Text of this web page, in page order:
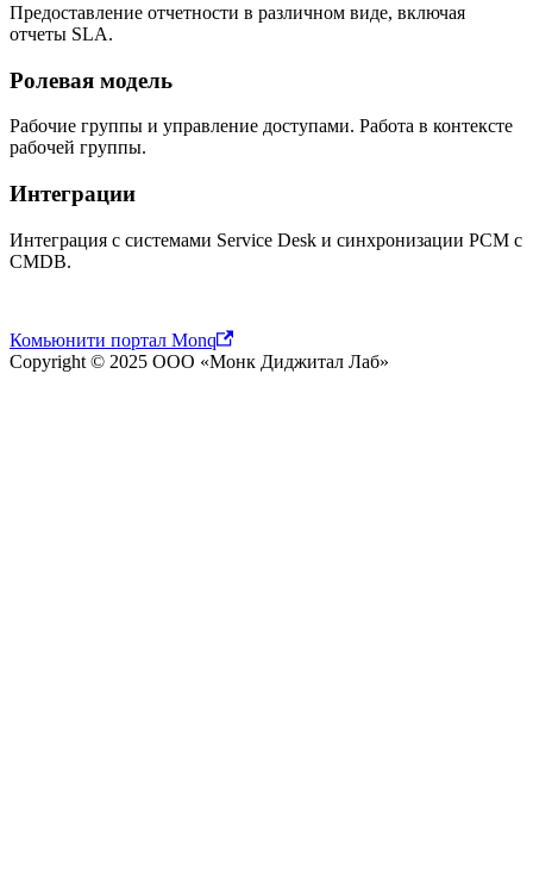
Предоставление отчетности в различном виде, включая
отчеты SLA.
Ролевая модель
Рабочие группы и управление доступами. Работа в контексте
рабочей группы.
Интеграции
Интеграция с системами Service Desk и синхронизации РСМ с
CMDB.
Комьюнити портал Monq
Copyright © 2025 ООО «Монк Диджитал Лаб»